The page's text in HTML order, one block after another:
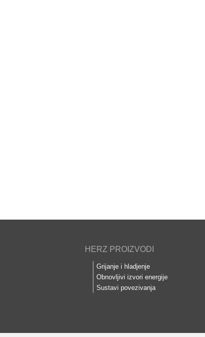
HERZ PROIZVODI
Grijanje i hladjenje
Obnovljivi izvori energije
Sustavi povezivanja